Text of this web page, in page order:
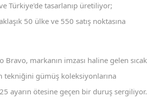
Türkiye'de tasarlanıp üretiliyor;
50 ülke ve 550 satış noktasına
Bravo, markanın imzası haline gelen sıcak
tekniğini gümüş koleksiyonlarına
ayarın ötesine geçen bir duruş sergiliyor.